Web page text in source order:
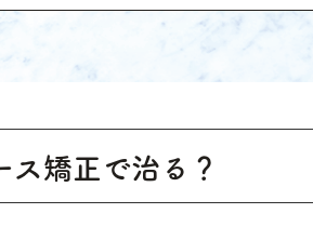
ス矯正で治る？